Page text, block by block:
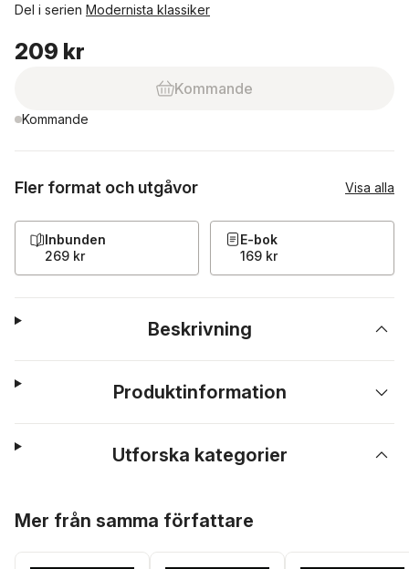
Del i serien Modernista klassiker
209 kr
Kommande
Kommande
Fler format och utgåvor Visa alla
Inbunden
269 kr
E-bok
169 kr
Beskrivning
Produktinformation
Utforska kategorier
Mer från samma författare